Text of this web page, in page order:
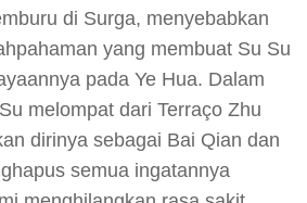
di Surga, menyebabkan
yang membuat Su Su
pada Ye Hua. Dalam
melompat dari Terraço Zhu
dirinya sebagai Bai Qian dan
semua ingatannya